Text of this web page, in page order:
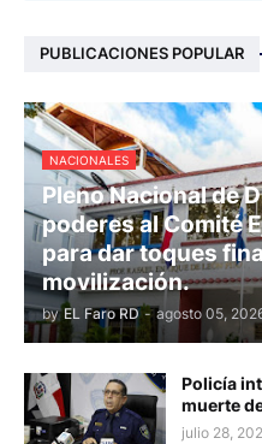
PUBLICACIONES POPULAR
NACIONALES
Pleno Nacional de
poderes al Comité
para dar toques
movilización.
by EL Faro RD - agosto 05,
Policía
muerte
julio 28,